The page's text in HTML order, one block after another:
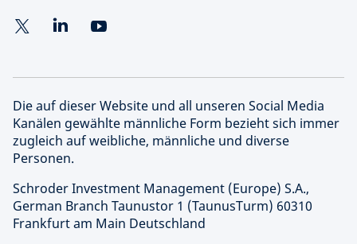
Die auf dieser Website und all unseren Social Media
Kanälen gewählte männliche Form bezieht sich immer
zugleich auf weibliche, männliche und diverse
Personen.
Schroder Investment Management (Europe) S.A.,
German Branch Taunustor 1 (TaunusTurm) 60310
Frankfurt am Main Deutschland